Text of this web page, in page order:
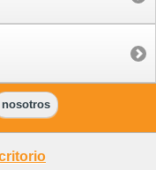
nosotros